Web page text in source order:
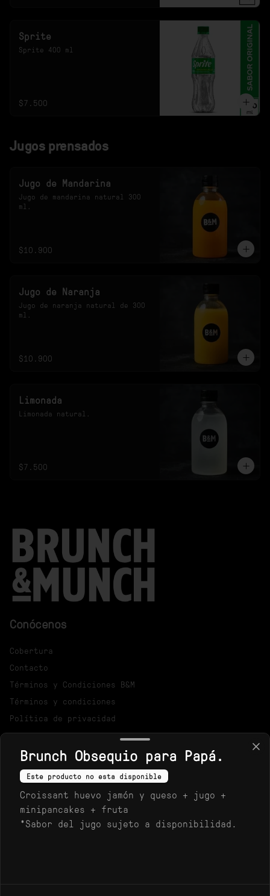
Sprite
Sprite 400 ml
$7.500
Jugos prensados
Jugo de Mandarina
Jugo de mandarina natural 300
ml.
$10.900
Jugo de Naranja
Jugo de naranja natural de 300
ml.
$10.900
Limonada
Limonada natural.
$7.500
Conócenos
Cobertura
Contacto
Términos y Condiciones B&M
Términos y condiciones
Política de privacidad
Instagram
Mi cuenta
Pedir
Brunch Obsequio para Papá.
Este producto no esta disponible
Croissant huevo jamón y queso + jugo +
minipancakes + fruta
*Sabor del jugo sujeto a disponibilidad.